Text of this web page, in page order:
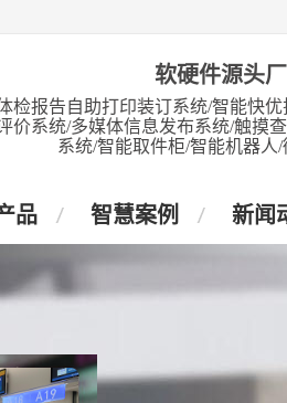
软硬件源头
检报告自助打印装订系统/智能快
价系统/多媒体信息发布系统/触摸
系统/智能取件柜/智能机器人
品 智慧案例 新闻